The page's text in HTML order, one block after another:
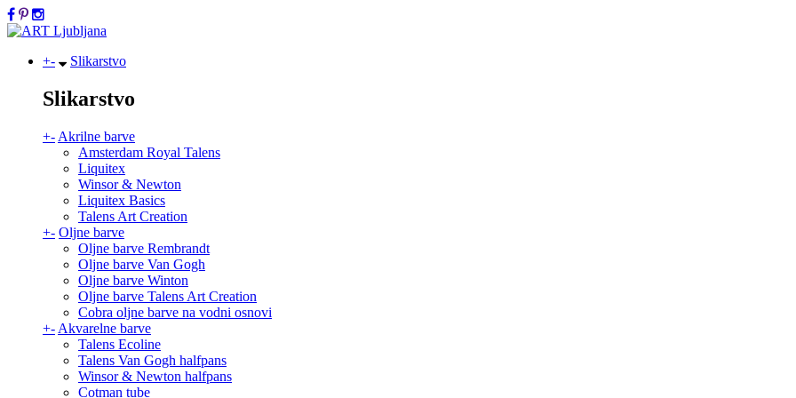
+- Slikarstvo
Slikarstvo
+- Akrilne barve
Amsterdam Royal Talens
Liquitex
Winsor & Newton
Liquitex Basics
Talens Art Creation
+- Oljne barve
Oljne barve Rembrandt
Oljne barve Van Gogh
Oljne barve Winton
Oljne barve Talens Art Creation
Cobra oljne barve na vodni osnovi
+- Akvarelne barve
Talens Ecoline
Talens Van Gogh halfpans
Winsor & Newton halfpans
Cotman tube